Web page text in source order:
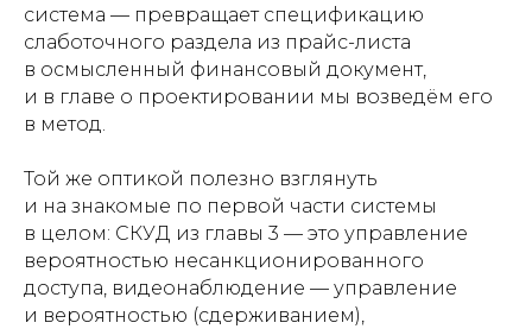
система — превращает спецификацию
слаботочного раздела из прайс-листа
в осмысленный финансовый документ,
и в главе о проектировании мы возведём его
в метод.
Той же оптикой полезно взглянуть
и на знакомые по первой части системы
в целом: СКУД из главы 3 — это управление
вероятностью несанкционированного
доступа, видеонаблюдение — управление
и вероятностью (сдерживанием),